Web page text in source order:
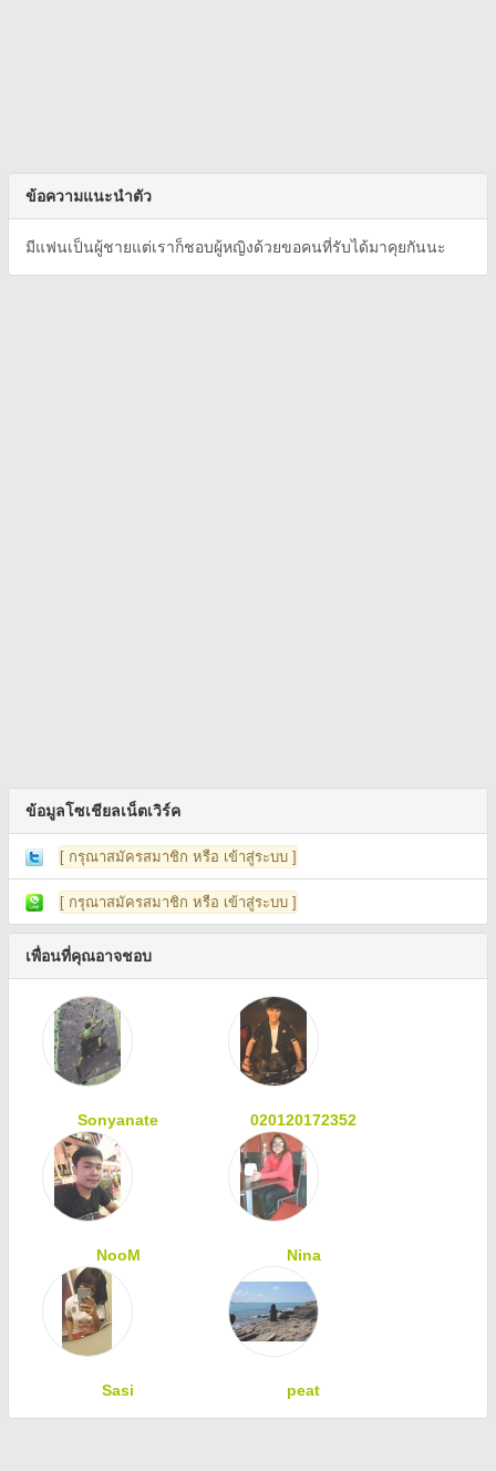
ข้อความแนะนำตัว
มีแฟนเป็นผู้ชายแต่เราก็ชอบผู้หญิงด้วยขอคนที่รับได้มาคุยกันนะ
ข้อมูลโซเชียลเน็ตเวิร์ค
[ กรุณาสมัครสมาชิก หรือ เข้าสู่ระบบ ]
[ กรุณาสมัครสมาชิก หรือ เข้าสู่ระบบ ]
เพื่อนที่คุณอาจชอบ
Sonyanate 020120172352
NooM Nina
Sasi peat